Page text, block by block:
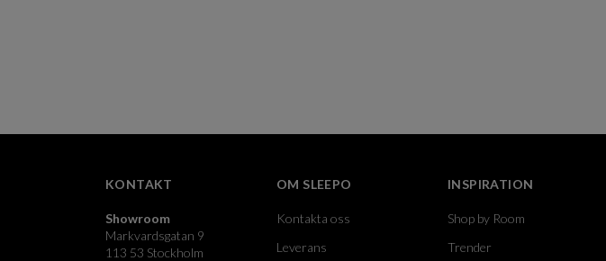
KONTAKT
Showroom
Markvardsgatan 9
113 53 Stockholm
OM SLEEPO
Kontakta oss
Leverans
INSPIRATION
Shop by Room
Trender